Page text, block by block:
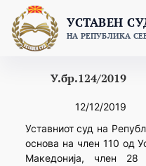
content
УСТАВЕН
НА РЕПУБЛИКА
У.бр.124/2019
12/12/2019
Уставниот суд на
основа на член 110 од
Македонија, член